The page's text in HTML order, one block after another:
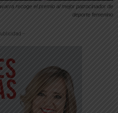
recoge el premio al mejor patrocinador de
deporte femenino
--